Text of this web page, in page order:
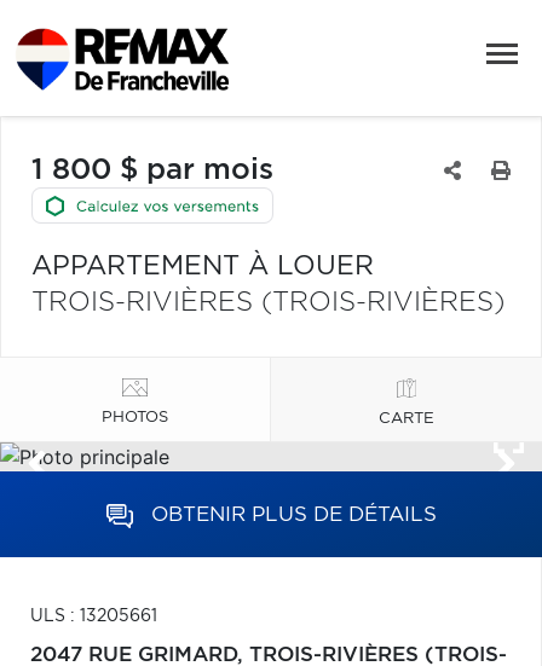
1 800 $ par mois
APPARTEMENT À LOUER
TROIS-RIVIÈRES (TROIS-RIVIÈRES)
PHOTOS CARTE
OBTENIR PLUS DE DÉTAILS
ULS : 13205661
2047 RUE GRIMARD, TROIS-RIVIÈRES (TROIS-